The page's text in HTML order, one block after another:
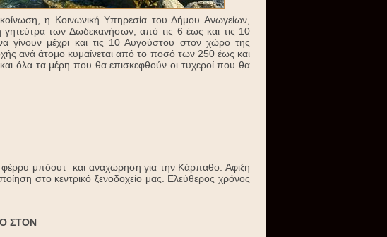
η Κοινωνική Υπηρεσία του Δήμου Ανωγείων,
των Δωδεκανήσων, από τις 6 έως και τις 10
γίνουν μέχρι και τις 10 Αυγούστου στον χώρο της
ανά άτομο κυμαίνεται από το ποσό των 250 έως και
όλα τα μέρη που θα επισκεφθούν οι τυχεροί που θα
φέρρυ μπόουτ και αναχώρηση για την Κάρπαθο. Αφιξη
στο κεντρικό ξενοδοχείο μας. Ελεύθερος χρόνος
ΣΤΟΝ